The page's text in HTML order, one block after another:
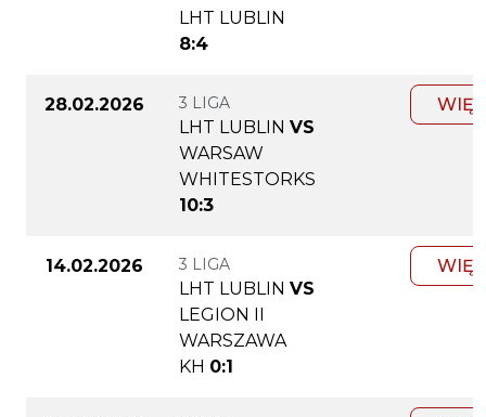
LHT LUBLIN
8:4
28.02.2026 3 LIGA
LHT LUBLIN VS
WARSAW
WHITESTORKS
10:3
14.02.2026 3 LIGA
LHT LUBLIN VS
LEGION II
WARSZAWA
KH 0:1